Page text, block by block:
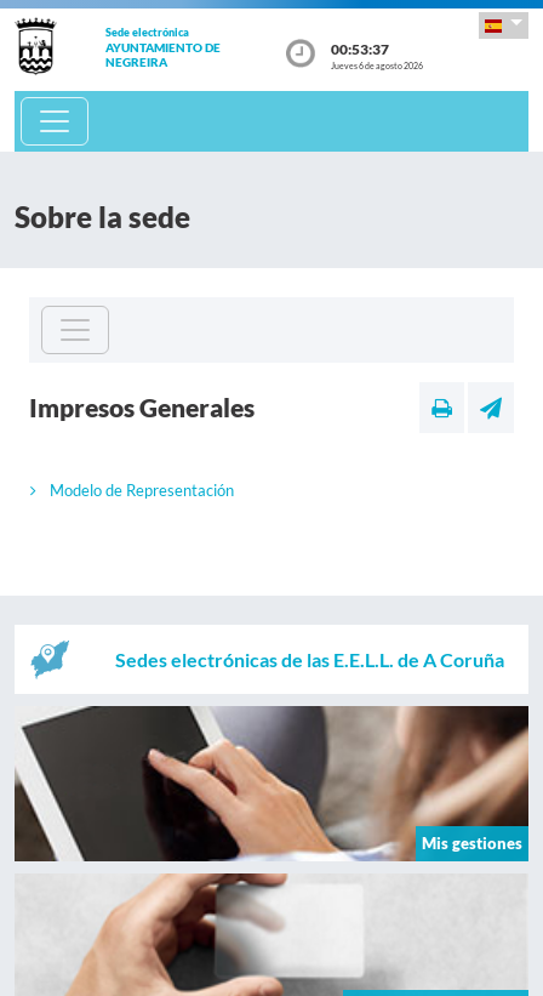
Sede electrónica
AYUNTAMIENTO DE
NEGREIRA
00:53:37
Jueves 6 de agosto 2026
Sobre la sede
Impresos Generales
Modelo de Representación
Sedes electrónicas de las E.E.L.L. de A Coruña
Mis gestiones